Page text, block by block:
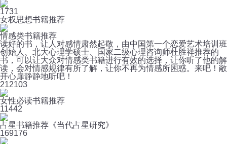
1731
女权思想书籍推荐
情感类书籍推荐
读好的书，让人对感情肃然起敬，由中国第一个恋爱艺术培训班
创始人、北大心理学硕士、国家二级心理咨询师杜胜祥推荐的
书，可以让大众对情感类书籍进行有效的选择，让你听了他的解
读，会对情感规律有所了解，让你不再为情感所困惑。来吧！敞
开心扉静静地听吧！
212103
女性必读书籍推荐
11442
占星书籍推荐《当代占星研究》
169176